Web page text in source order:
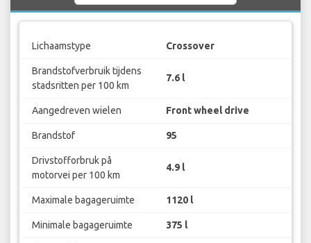
Lichaamstype Crossover
Brandstofverbruik tijdens
stadsritten per 100 km
7.6 l
Aangedreven wielen Front wheel drive
Brandstof 95
Drivstofforbruk på
motorvei per 100 km
4.9 l
Maximale bagageruimte 1120 l
Minimale bagageruimte 375 l